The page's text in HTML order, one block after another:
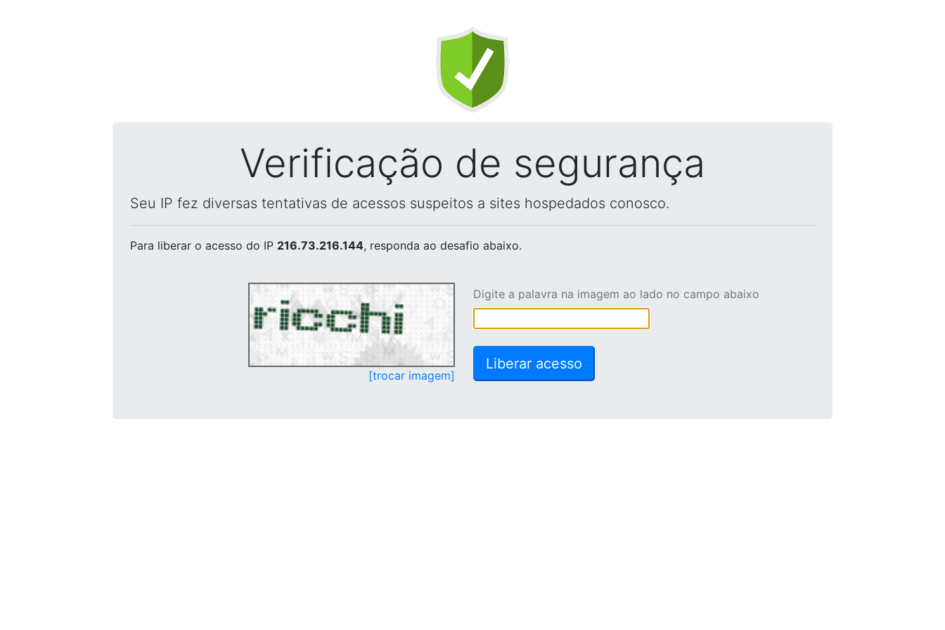
Verificação de segurança
Seu IP fez diversas tentativas de acessos suspeitos a sites hospedados conosco.
Para liberar o acesso do IP 216.73.216.144, responda ao desafio abaixo.
[trocar imagem]
Digite a palavra na imagem ao lado no campo abaixo